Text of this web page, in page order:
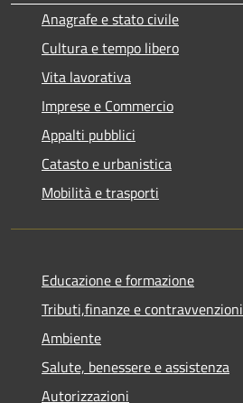
Anagrafe e stato civile
Cultura e tempo libero
Vita lavorativa
Imprese e Commercio
Appalti pubblici
Catasto e urbanistica
Mobilità e trasporti
Educazione e formazione
Tributi,finanze e contravvenzioni
Ambiente
Salute, benessere e assistenza
Autorizzazioni